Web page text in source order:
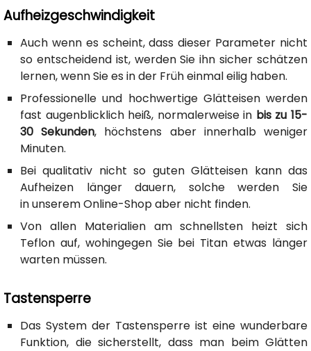
Aufheizgeschwindigkeit
Auch wenn es scheint, dass dieser Parameter nicht
so entscheidend ist, werden Sie ihn sicher schätzen
lernen, wenn Sie es in der Früh einmal eilig haben.
Professionelle und hochwertige Glätteisen werden
fast augenblicklich heiß, normalerweise in bis zu 15-
30 Sekunden, höchstens aber innerhalb weniger
Minuten.
Bei qualitativ nicht so guten Glätteisen kann das
Aufheizen länger dauern, solche werden Sie
in unserem Online-Shop aber nicht finden.
Von allen Materialien am schnellsten heizt sich
Teflon auf, wohingegen Sie bei Titan etwas länger
warten müssen.
Tastensperre
Das System der Tastensperre ist eine wunderbare
Funktion, die sicherstellt, dass man beim Glätten